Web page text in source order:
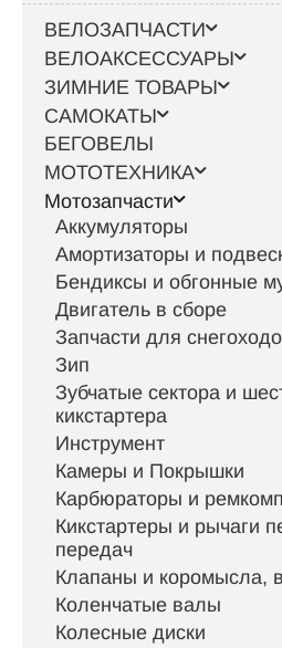
ВЕЛОЗАПЧАСТИ
ВЕЛОАКСЕССУАРЫ
ЗИМНИЕ ТОВАРЫ
САМОКАТЫ
БЕГОВЕЛЫ
МОТОТЕХНИКА
Мотозапчасти
Аккумуляторы
Амортизаторы и
Бендиксы и обгонные
Двигатель в сборе
Запчасти для
Зип
Зубчатые сектора и
кикстартера
Инструмент
Камеры и Покрышки
Карбюраторы и
Кикстартеры и рычаги
передач
Клапаны и коромысла,
Коленчатые валы
Колесные диски